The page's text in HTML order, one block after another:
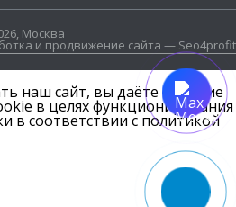
Москва
и продвижение сайта — Seo4profit
наш сайт, вы даёте согласие
в целях функционирования
в соответствии с политикой